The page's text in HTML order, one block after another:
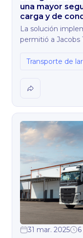
una mayor
carga y de
La solución
permitió a Jacobs
conductores y
Transporte de
31 mar. 2025